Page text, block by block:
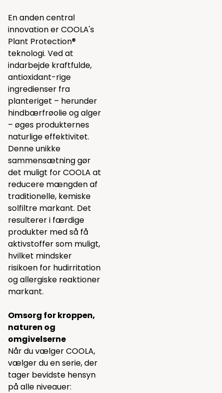
En anden central
innovation er COOLA's
Plant Protection®
teknologi. Ved at
indarbejde kraftfulde,
antioxidant-rige
ingredienser fra
planteriget – herunder
hindbærfrøolie og alger
– øges produkternes
naturlige effektivitet.
Denne unikke
sammensætning gør
det muligt for COOLA at
reducere mængden af
traditionelle, kemiske
solfiltre markant. Det
resulterer i færdige
produkter med så få
aktivstoffer som muligt,
hvilket mindsker
risikoen for hudirritation
og allergiske reaktioner
markant.
Omsorg for kroppen,
naturen og
omgivelserne
Når du vælger COOLA,
vælger du en serie, der
tager bevidste hensyn
på alle niveauer: